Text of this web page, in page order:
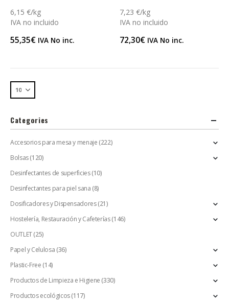
6,15 €/kg
IVA no incluido
55,35€ IVA No inc.
7,23 €/kg
IVA no incluido
72,30€ IVA No inc.
Categories
Accesorios para mesa y menaje (222)
Bolsas(120)
Desinfectantes de superficies (10)
Desinfectantes para piel sana (8)
Dosificadores y Dispensadores (21)
Hostelería, Restauración y Cafeterías(146)
OUTLET(25)
Papel y Celulosa (36)
Plastic-Free (14)
Productos de Limpieza e Higiene (330)
Productos ecológicos(117)